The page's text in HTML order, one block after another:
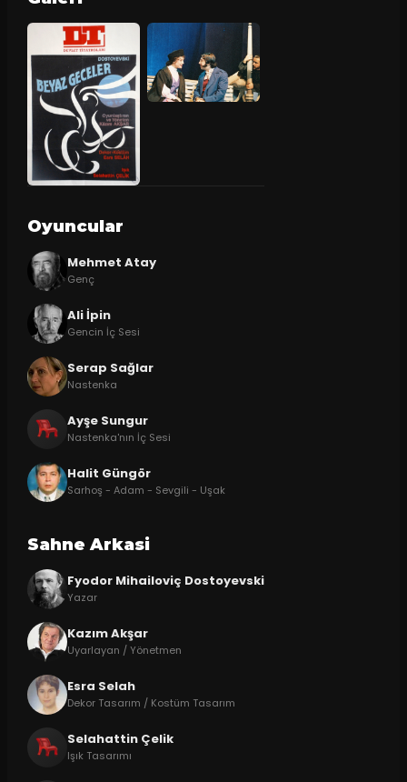
Oyuncular
Mehmet Atay
Genç
Ali İpin
Gencin İç Sesi
Serap Sağlar
Nastenka
Ayşe Sungur
Nastenka'nın İç Sesi
Halit Güngör
Sarhoş - Adam - Sevgili - Uşak
Sahne Arkasi
Fyodor Mihailoviç Dostoyevski
Yazar
Kazım Akşar
Uyarlayan / Yönetmen
Esra Selah
Dekor Tasarım / Kostüm Tasarım
Selahattin Çelik
Işık Tasarımı